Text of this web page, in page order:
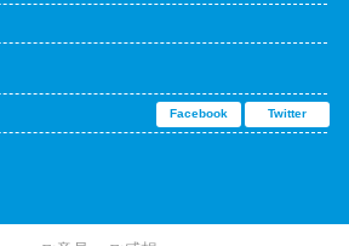
Facebook Twitter